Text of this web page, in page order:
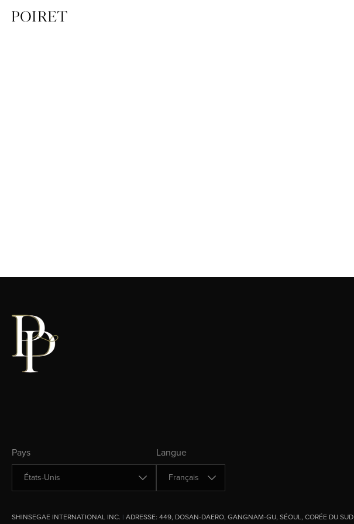
Pays
Changer de pays Langue
Changer de langue
SHINSEGAE INTERNATIONAL INC. | ADRESSE: 449, DOSAN-DAERO, GANGNAM-GU, SÉOUL, CORÉE DU SUD